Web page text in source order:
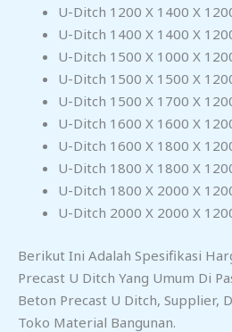
U-Ditch 1200 X 1400 X
U-Ditch 1400 X 1400 X
U-Ditch 1500 X 1000 X
U-Ditch 1500 X 1500 X
U-Ditch 1500 X 1700 X
U-Ditch 1600 X 1600 X
U-Ditch 1600 X 1800 X
U-Ditch 1800 X 1800 X
U-Ditch 1800 X 2000 X
U-Ditch 2000 X 2000 X
Berikut Ini Adalah Spesifikasi
Precast U Ditch Yang Umum Di
Beton Precast U Ditch, Supplier,
Toko Material Bangunan.